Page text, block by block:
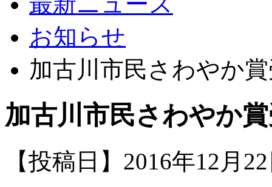
お知らせ
加古川市民さわやか
加古川市民さわやか
【投稿日】2016年12月